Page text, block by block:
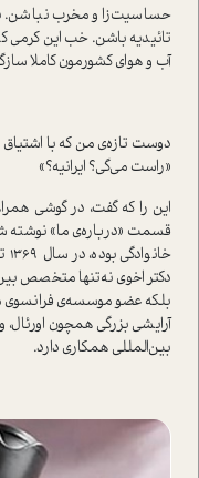
حساسیت‌زا و مخرب نباشن.
تائیدیه باشن. خب این کرمی
آب و هوای کشورمون کاملا
دوست تازه‌ی من که با
«راست می‌گی؟ ایرانیه؟»
این را که گفت، در گوشی
قسمت «درباره‌ی ما» نوشته
دکتر اخوی نه‌تنها متخصص
بلکه عضو موسسه‌ی
آرایشی بزرگی همچون اورئال،
بین‌المللی همکاری دارد.